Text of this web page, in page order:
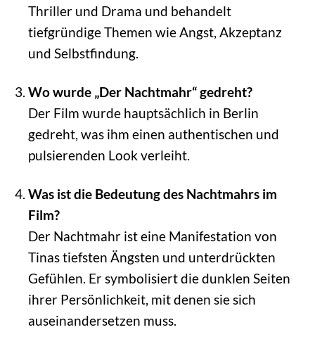
Thriller und Drama und behandelt
tiefgründige Themen wie Angst, Akzeptanz
und Selbstfindung.
Wo wurde „Der Nachtmahr“ gedreht?
Der Film wurde hauptsächlich in Berlin
gedreht, was ihm einen authentischen und
pulsierenden Look verleiht.
Was ist die Bedeutung des Nachtmahrs im
Film?
Der Nachtmahr ist eine Manifestation von
Tinas tiefsten Ängsten und unterdrückten
Gefühlen. Er symbolisiert die dunklen Seiten
ihrer Persönlichkeit, mit denen sie sich
auseinandersetzen muss.